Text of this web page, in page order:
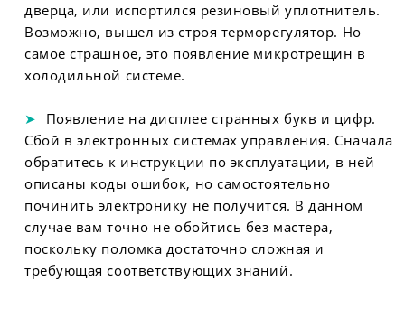
дверца, или испортился резиновый уплотнитель.
Возможно, вышел из строя терморегулятор. Но
самое страшное, это появление микротрещин в
холодильной системе.
Появление на дисплее странных букв и цифр.
Сбой в электронных системах управления. Сначала
обратитесь к инструкции по эксплуатации, в ней
описаны коды ошибок, но самостоятельно
починить электронику не получится. В данном
случае вам точно не обойтись без мастера,
поскольку поломка достаточно сложная и
требующая соответствующих знаний.